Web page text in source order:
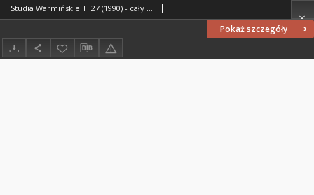
Pokaż szczegóły
Studia Warmińskie T. 27 (1990) - cały numer